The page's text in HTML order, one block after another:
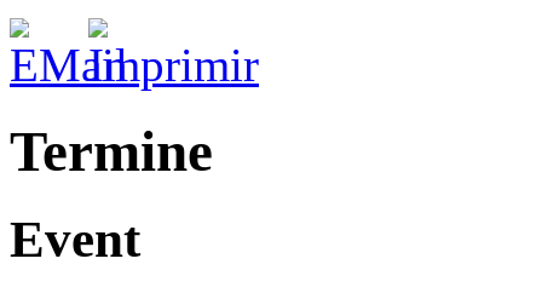
Termine
Event